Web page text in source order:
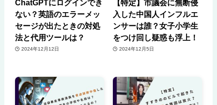
ChatGPTにログインでき
ない？英語のエラーメッ
セージが出たときの対処
法と代用ツールは？
2024年12月12日
【特定】市議会に無断侵
入した中国人インフルエ
ンサーは誰？女子小学生
をつけ回し疑惑も浮上！
2024年12月5日